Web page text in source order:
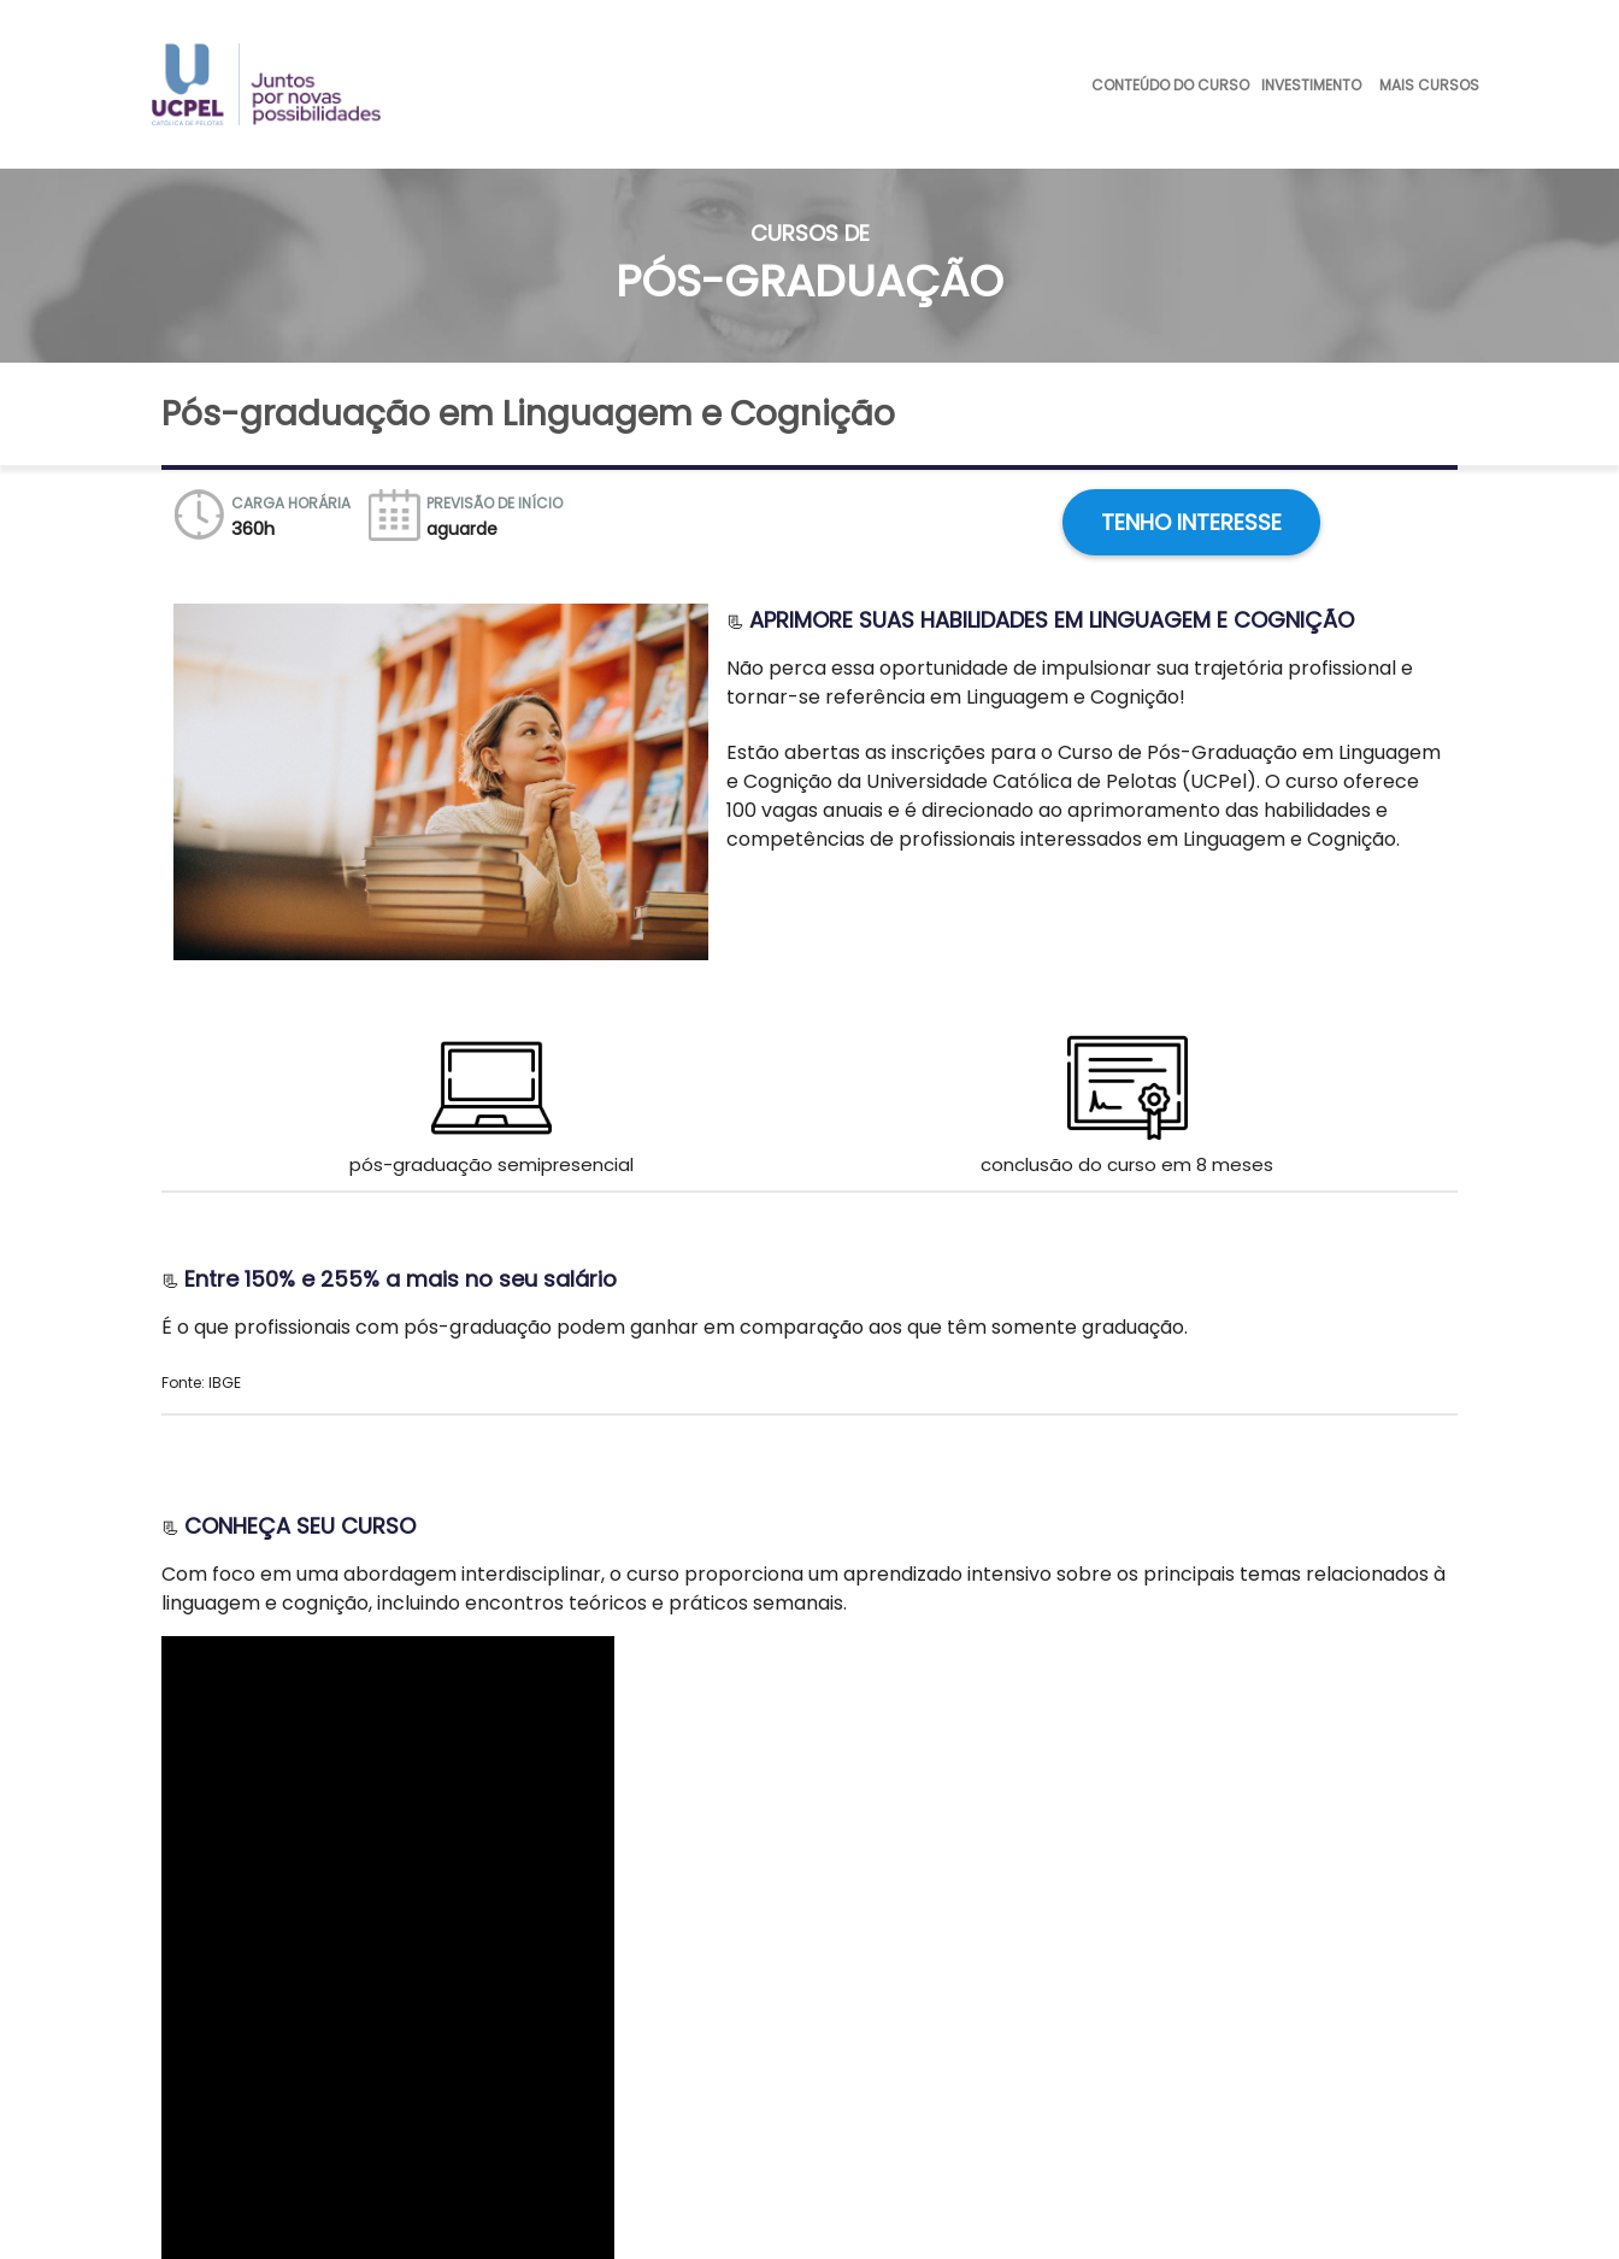
CONTEÚDO DO CURSO INVESTIMENTO MAIS CURSOS
CURSOS DE
PÓS-GRADUAÇÃO
Pós-graduação em Linguagem e Cognição
CARGA HORÁRIA
360h
PREVISÃO DE INÍCIO
aguarde TENHO INTERESSE
📃 APRIMORE SUAS HABILIDADES EM LINGUAGEM E COGNIÇÃO
Não perca essa oportunidade de impulsionar sua trajetória profissional e
tornar-se referência em Linguagem e Cognição!
Estão abertas as inscrições para o Curso de Pós-Graduação em Linguagem
e Cognição da Universidade Católica de Pelotas (UCPel). O curso oferece
100 vagas anuais e é direcionado ao aprimoramento das habilidades e
competências de profissionais interessados em Linguagem e Cognição.
pós-graduação semipresencial conclusão do curso em 8 meses
📃 Entre 150% e 255% a mais no seu salário
É o que profissionais com pós-graduação podem ganhar em comparação aos que têm somente graduação.
Fonte: IBGE
📃 CONHEÇA SEU CURSO
Com foco em uma abordagem interdisciplinar, o curso proporciona um aprendizado intensivo sobre os principais temas relacionados à
linguagem e cognição, incluindo encontros teóricos e práticos semanais.